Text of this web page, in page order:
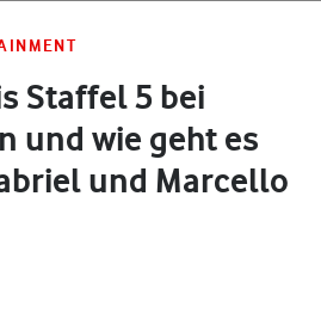
Staffel 5 bei
und wie geht es
und Marcello